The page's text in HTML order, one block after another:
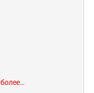
более…